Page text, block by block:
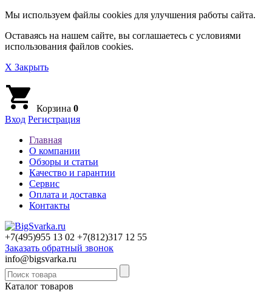
Мы используем файлы cookies для улучшения работы сайта.
Оставаясь на нашем сайте, вы соглашаетесь с условиями
использования файлов cookies.
X Закрыть
Корзина 0
Вход Регистрация
Главная
О компании
Обзоры и статьи
Качество и гарантии
Сервис
Оплата и доставка
Контакты
+7(495)955 13 02 +7(812)317 12 55
Заказать обратный звонок
info@bigsvarka.ru
Каталог товаров